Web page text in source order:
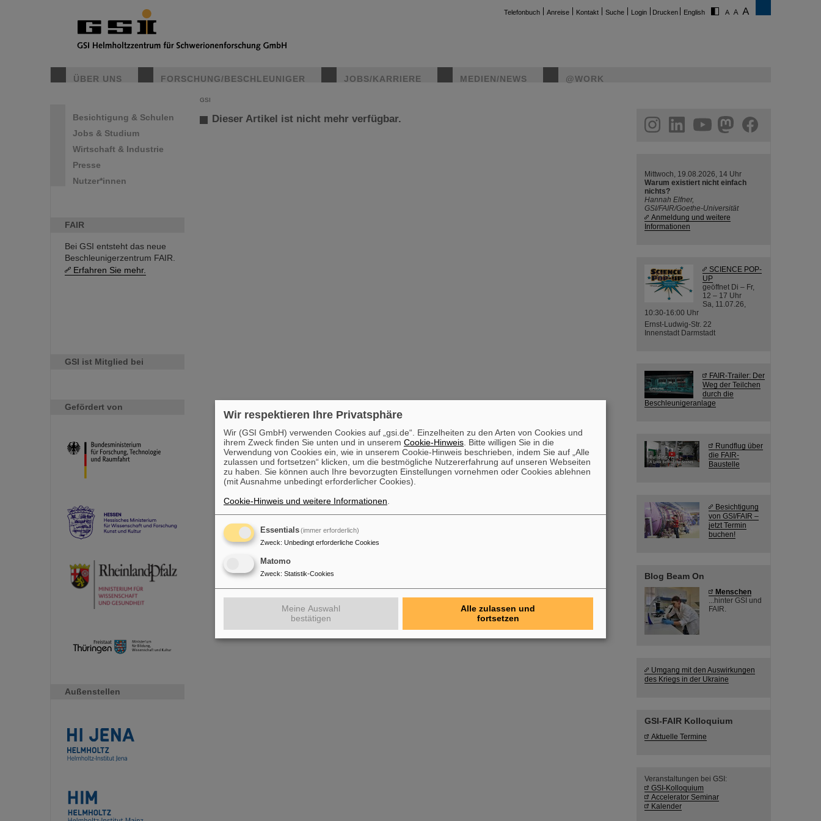
Telefonbuch Anreise Kontakt Suche Login Drucken English
ÜBER UNS FORSCHUNG/BESCHLEUNIGER JOBS/KARRIERE MEDIEN/NEWS @WORK
Besichtigung & Schulen
Jobs & Studium
Wirtschaft & Industrie
Presse
Nutzer*innen
FAIR
Bei GSI entsteht das neue
Beschleunigerzentrum FAIR.
Erfahren Sie mehr.
GSI ist Mitglied bei
Gefördert von
Außenstellen
GSI
Dieser Artikel ist nicht mehr verfügbar. helmholtz.social
facebook
Mittwoch, 19.08.2026, 14 Uhr
Warum existiert nicht einfach
nichts?
Hannah Elfner,
GSI/FAIR/Goethe-Universität
Anmeldung und weitere
Informationen
SCIENCE POP-
UP
geöffnet Di – Fr,
12 – 17 Uhr
Sa, 11.07.26,
10:30-16:00 Uhr
Ernst-Ludwig-Str. 22
Innenstadt Darmstadt
FAIR-Trailer: Der
Weg der Teilchen
durch die
Beschleunigeranlage
Rundflug über
die FAIR-
Baustelle
Besichtigung
von GSI/FAIR –
jetzt Termin
buchen!
Blog Beam On
Menschen
...hinter GSI und
FAIR.
Umgang mit den Auswirkungen
des Kriegs in der Ukraine
GSI-FAIR Kolloquium
Aktuelle Termine
Veranstaltungen bei GSI:
GSI-Kolloquium
Accelerator Seminar
Kalender
Wir respektieren Ihre Privatsphäre
Wir (GSI GmbH) verwenden Cookies auf „gsi.de“. Einzelheiten zu den Arten von Cookies und
ihrem Zweck finden Sie unten und in unserem Cookie-Hinweis . Bitte willigen Sie in die
Verwendung von Cookies ein, wie in unserem Cookie-Hinweis beschrieben, indem Sie auf „Alle
zulassen und fortsetzen“ klicken, um die bestmögliche Nutzererfahrung auf unseren Webseiten
zu haben. Sie können auch Ihre bevorzugten Einstellungen vornehmen oder Cookies ablehnen
(mit Ausnahme unbedingt erforderlicher Cookies).
Cookie-Hinweis und weitere Informationen
Essentials(immer erforderlich)
Zweck: Unbedingt erforderliche Cookies
Matomo
Zweck: Statistik-Cookies
Meine Auswahl
bestätigen
Alle zulassen und
fortsetzen